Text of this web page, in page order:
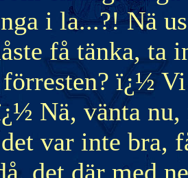
i la...?! Nä
få tänka, ta
förresten? ï¿½
Nä, vänta
var inte bra,
det där med